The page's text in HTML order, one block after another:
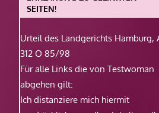
SEITEN!
Urteil des Landgerichts Hamburg,
312 O 85/98
Für alle Links die von Testwoman
abgehen gilt:
Ich distanziere mich hiermit